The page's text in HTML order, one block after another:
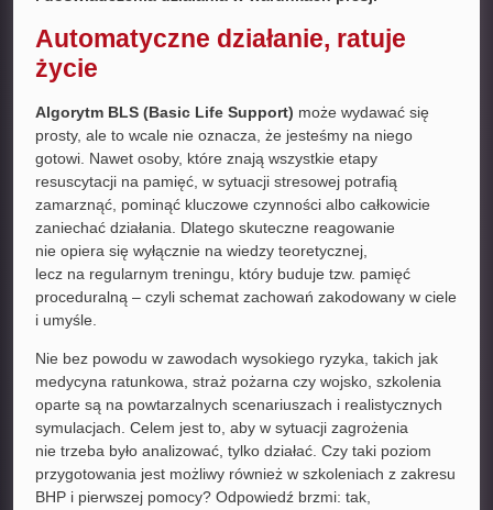
Automatyczne działanie, ratuje
życie
Algorytm BLS (Basic Life Support) może wydawać się
prosty, ale to wcale nie oznacza, że jesteśmy na niego
gotowi. Nawet osoby, które znają wszystkie etapy
resuscytacji na pamięć, w sytuacji stresowej potrafią
zamarznąć, pominąć kluczowe czynności albo całkowicie
zaniechać działania. Dlatego skuteczne reagowanie
nie opiera się wyłącznie na wiedzy teoretycznej,
lecz na regularnym treningu, który buduje tzw. pamięć
proceduralną – czyli schemat zachowań zakodowany w ciele
i umyśle.
Nie bez powodu w zawodach wysokiego ryzyka, takich jak
medycyna ratunkowa, straż pożarna czy wojsko, szkolenia
oparte są na powtarzalnych scenariuszach i realistycznych
symulacjach. Celem jest to, aby w sytuacji zagrożenia
nie trzeba było analizować, tylko działać. Czy taki poziom
przygotowania jest możliwy również w szkoleniach z zakresu
BHP i pierwszej pomocy? Odpowiedź brzmi: tak,